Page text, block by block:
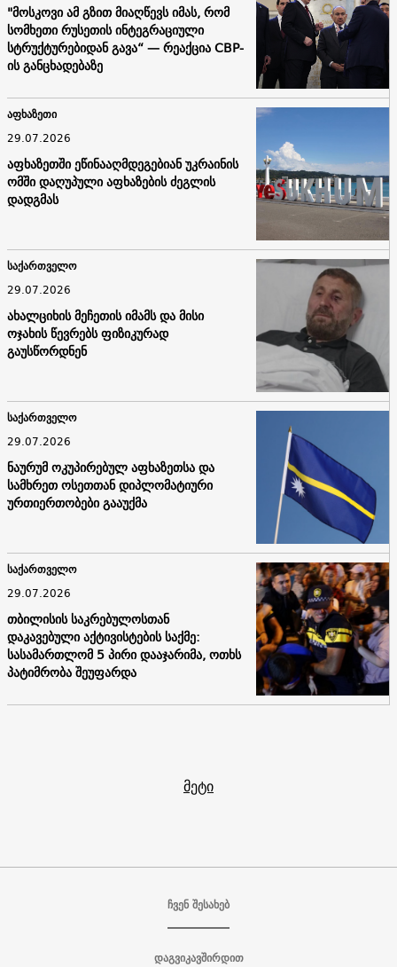
"მოსკოვი ამ გზით მიაღწევს იმას, რომ
სომხეთი რუსეთის ინტეგრაციული
სტრუქტურებიდან გავა“ — რეაქცია СВР-
ის განცხადებაზე
აფხაზეთი
29.07.2026
აფხაზეთში ეწინააღმდეგებიან უკრაინის
ომში დაღუპული აფხაზების ძეგლის
დადგმას
საქართველო
29.07.2026
ახალციხის მეჩეთის იმამს და მისი
ოჯახის წევრებს ფიზიკურად
გაუსწორდნენ
საქართველო
29.07.2026
ნაურუმ ოკუპირებულ აფხაზეთსა და
სამხრეთ ოსეთთან დიპლომატიური
ურთიერთობები გააუქმა
საქართველო
29.07.2026
თბილისის საკრებულოსთან
დაკავებული აქტივისტების საქმე:
სასამართლომ 5 პირი დააჯარიმა, ოთხს
პატიმრობა შეუფარდა
მეტი
ჩვენ შესახებ
დაგვიკავშირდით